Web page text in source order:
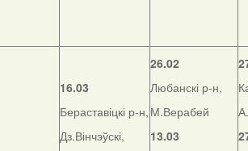
16.03
Бераставіцкі р-н,
Дз.Вінчэўскі,
26.02
Любанскі р-н,
М.Верабей
13.03